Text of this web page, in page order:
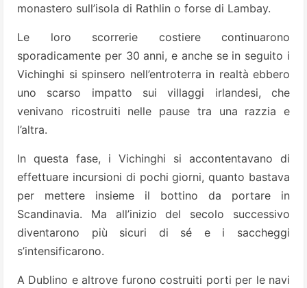
monastero sull’isola di Rathlin o forse di Lambay.
Le loro scorrerie costiere continuarono
sporadicamente per 30 anni, e anche se in seguito i
Vichinghi si spinsero nell’entroterra in realtà ebbero
uno scarso impatto sui villaggi irlandesi, che
venivano ricostruiti nelle pause tra una razzia e
l’altra.
In questa fase, i Vichinghi si accontentavano di
effettuare incursioni di pochi giorni, quanto bastava
per mettere insieme il bottino da portare in
Scandinavia. Ma all’inizio del secolo successivo
diventarono più sicuri di sé e i saccheggi
s’intensificarono.
A Dublino e altrove furono costruiti porti per le navi